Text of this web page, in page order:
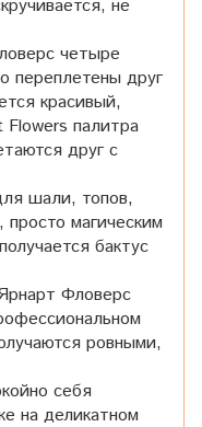
не
четыре
переплетены друг
красивый,
палитра
друг с
шали, топов,
магическим
бактус
Фловерс
ровными,
себя
на деликатном